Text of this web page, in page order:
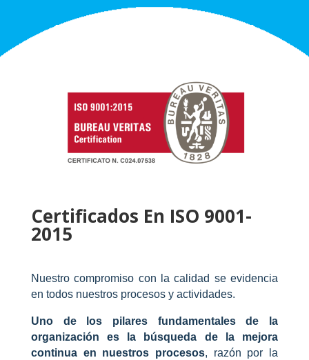
Certificados En ISO 9001-
2015
Nuestro compromiso con la calidad se evidencia
en todos nuestros procesos y actividades.
Uno de los pilares fundamentales de la
organización es la búsqueda de la mejora
continua en nuestros procesos, razón por la